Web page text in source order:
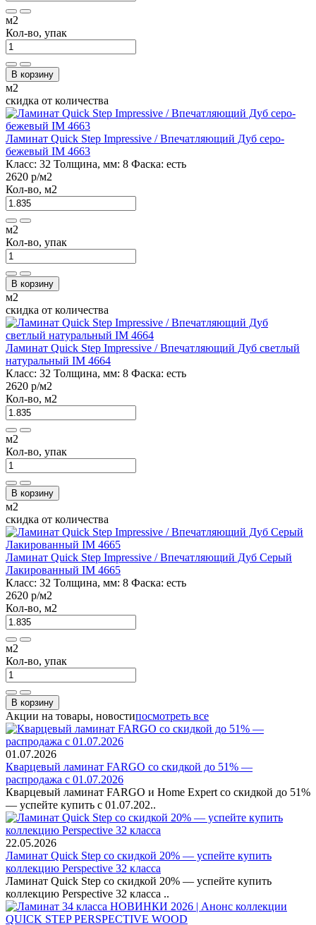
м2
Кол-во, упак
В корзину
м2
скидка от количества
Ламинат Quick Step Impressive / Впечатляющий Дуб серо-
бежевый IM 4663
Класс: 32 Толщина, мм: 8 Фаска: есть
2620 р/м2
Кол-во, м2
м2
Кол-во, упак
В корзину
м2
скидка от количества
Ламинат Quick Step Impressive / Впечатляющий Дуб светлый
натуральный IM 4664
Класс: 32 Толщина, мм: 8 Фаска: есть
2620 р/м2
Кол-во, м2
м2
Кол-во, упак
В корзину
м2
скидка от количества
Ламинат Quick Step Impressive / Впечатляющий Дуб Серый
Лакированный IM 4665
Класс: 32 Толщина, мм: 8 Фаска: есть
2620 р/м2
Кол-во, м2
м2
Кол-во, упак
В корзину
Акции на товары, новостипосмотреть все
01.07.2026
Кварцевый ламинат FARGO со скидкой до 51% —
распродажа с 01.07.2026
Кварцевый ламинат FARGO и Home Expert со скидкой до 51%
— успейте купить с 01.07.202..
22.05.2026
Ламинат Quick Step со скидкой 20% — успейте купить
коллекцию Perspective 32 класса
Ламинат Quick Step со скидкой 20% — успейте купить
коллекцию Perspective 32 класса ..